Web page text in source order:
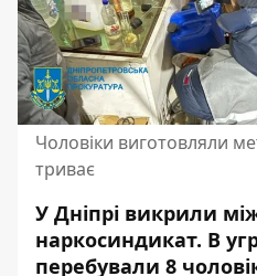
Чоловіки виготовляли
триває
У Дніпрі викрили
наркосиндикат. В
перебували 8